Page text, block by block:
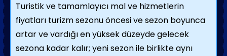
Turistik ve tamamlayıcı mal ve hizmetlerin
fiyatları turizm sezonu öncesi ve sezon boyunca
artar ve vardığı en yüksek düzeyde gelecek
sezona kadar kalır; yeni sezon ile birlikte aynı